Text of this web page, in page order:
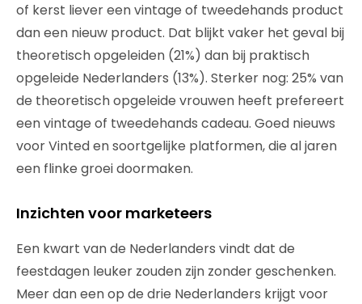
of kerst liever een vintage of tweedehands product
dan een nieuw product. Dat blijkt vaker het geval bij
theoretisch opgeleiden (21%) dan bij praktisch
opgeleide Nederlanders (13%). Sterker nog: 25% van
de theoretisch opgeleide vrouwen heeft prefereert
een vintage of tweedehands cadeau. Goed nieuws
voor Vinted en soortgelijke platformen, die al jaren
een flinke groei doormaken.
Inzichten voor marketeers
Een kwart van de Nederlanders vindt dat de
feestdagen leuker zouden zijn zonder geschenken.
Meer dan een op de drie Nederlanders krijgt voor